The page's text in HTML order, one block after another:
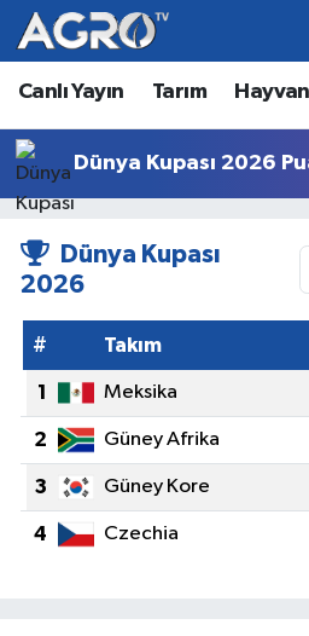
Canlı Yayın Tarım
Dünya Kupası 2026
Dünya Kupası
2026
# Takım
1 Meksika
2 Güney Afrika
3 Güney Kore
4 Czechia
Hava Durumu
Trafik Durumu
Süper Lig Puan Durumu
Tüm Manşetler
Son Dakika Haberleri
Haber Arşivi